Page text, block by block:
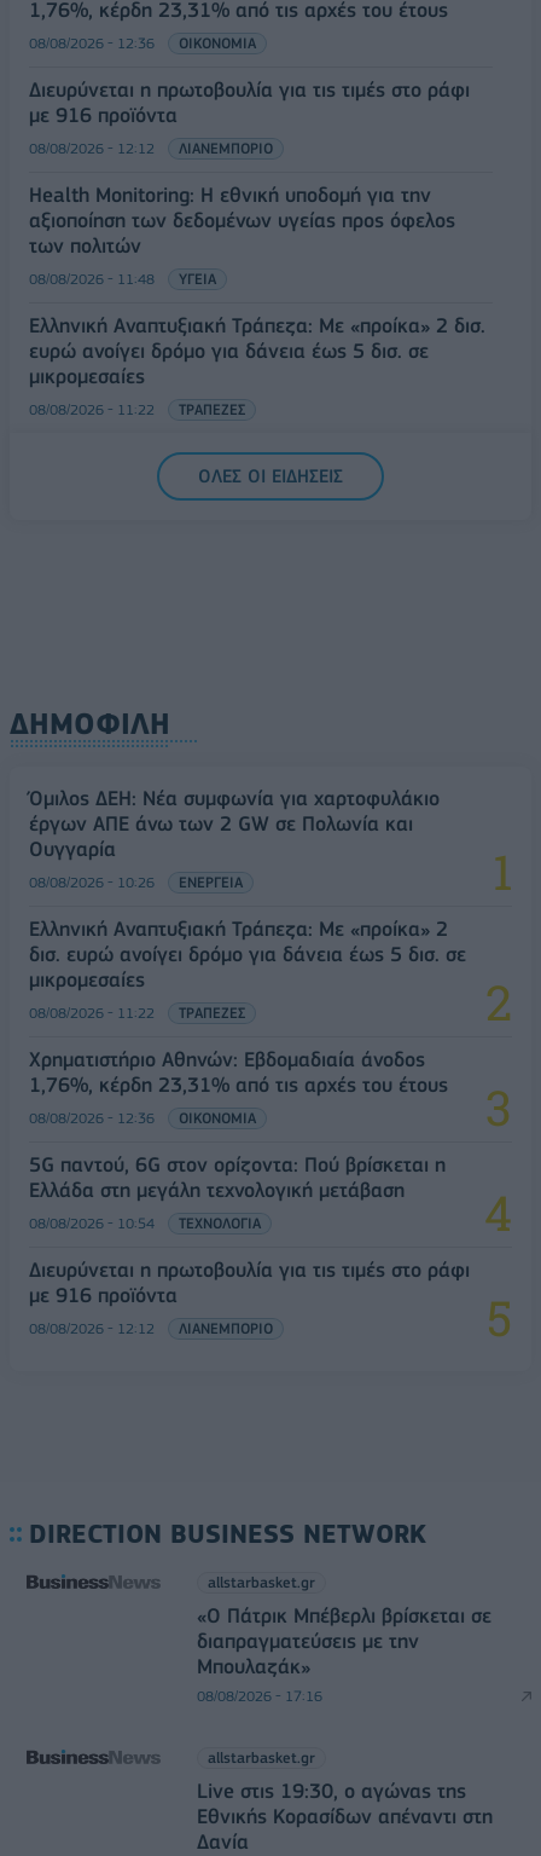
1,76%, κέρδη 23,31% από τις αρχές του έτους
08/08/2026 - 12:36 ΟΙΚΟΝΟΜΙΑ
Διευρύνεται η πρωτοβουλία για τις τιμές στο ράφι
με 916 προϊόντα
08/08/2026 - 12:12 ΛΙΑΝΕΜΠΟΡΙΟ
Health Monitoring: Η εθνική υποδομή για την
αξιοποίηση των δεδομένων υγείας προς όφελος
των πολιτών
08/08/2026 - 11:48 ΥΓΕΙΑ
Ελληνική Αναπτυξιακή Τράπεζα: Με «προίκα» 2 δισ.
ευρώ ανοίγει δρόμο για δάνεια έως 5 δισ. σε
μικρομεσαίες
08/08/2026 - 11:22 ΤΡΑΠΕΖΕΣ
5G παντού, 6G στον ορίζοντα: Πού βρίσκεται η
Ελλάδα στη μεγάλη τεχνολογική μετάβαση
ΟΛΕΣ ΟΙ ΕΙΔΗΣΕΙΣ
ΔΗΜΟΦΙΛΗ
Όμιλος ΔΕΗ: Νέα συμφωνία για χαρτοφυλάκιο
έργων ΑΠΕ άνω των 2 GW σε Πολωνία και
Ουγγαρία
08/08/2026 - 10:26 ΕΝΕΡΓΕΙΑ
Ελληνική Αναπτυξιακή Τράπεζα: Με «προίκα» 2
δισ. ευρώ ανοίγει δρόμο για δάνεια έως 5 δισ. σε
μικρομεσαίες
08/08/2026 - 11:22 ΤΡΑΠΕΖΕΣ
Χρηματιστήριο Αθηνών: Εβδομαδιαία άνοδος
1,76%, κέρδη 23,31% από τις αρχές του έτους
08/08/2026 - 12:36 ΟΙΚΟΝΟΜΙΑ
5G παντού, 6G στον ορίζοντα: Πού βρίσκεται η
Ελλάδα στη μεγάλη τεχνολογική μετάβαση
08/08/2026 - 10:54 ΤΕΧΝΟΛΟΓΙΑ
Διευρύνεται η πρωτοβουλία για τις τιμές στο ράφι
με 916 προϊόντα
08/08/2026 - 12:12 ΛΙΑΝΕΜΠΟΡΙΟ
DIRECTION BUSINESS NETWORK
allstarbasket.gr
«Ο Πάτρικ Μπέβερλι βρίσκεται σε
διαπραγματεύσεις με την
Μπουλαζάκ»
08/08/2026 - 17:16
allstarbasket.gr
Live στις 19:30, ο αγώνας της
Εθνικής Κορασίδων απέναντι στη
Δανία